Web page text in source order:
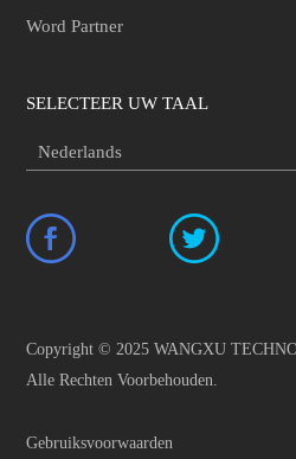
Word Partner
SELECTEER UW TAAL
Copyright © 2025 WANGXU
Alle Rechten Voorbehouden.
Gebruiksvoorwaarden